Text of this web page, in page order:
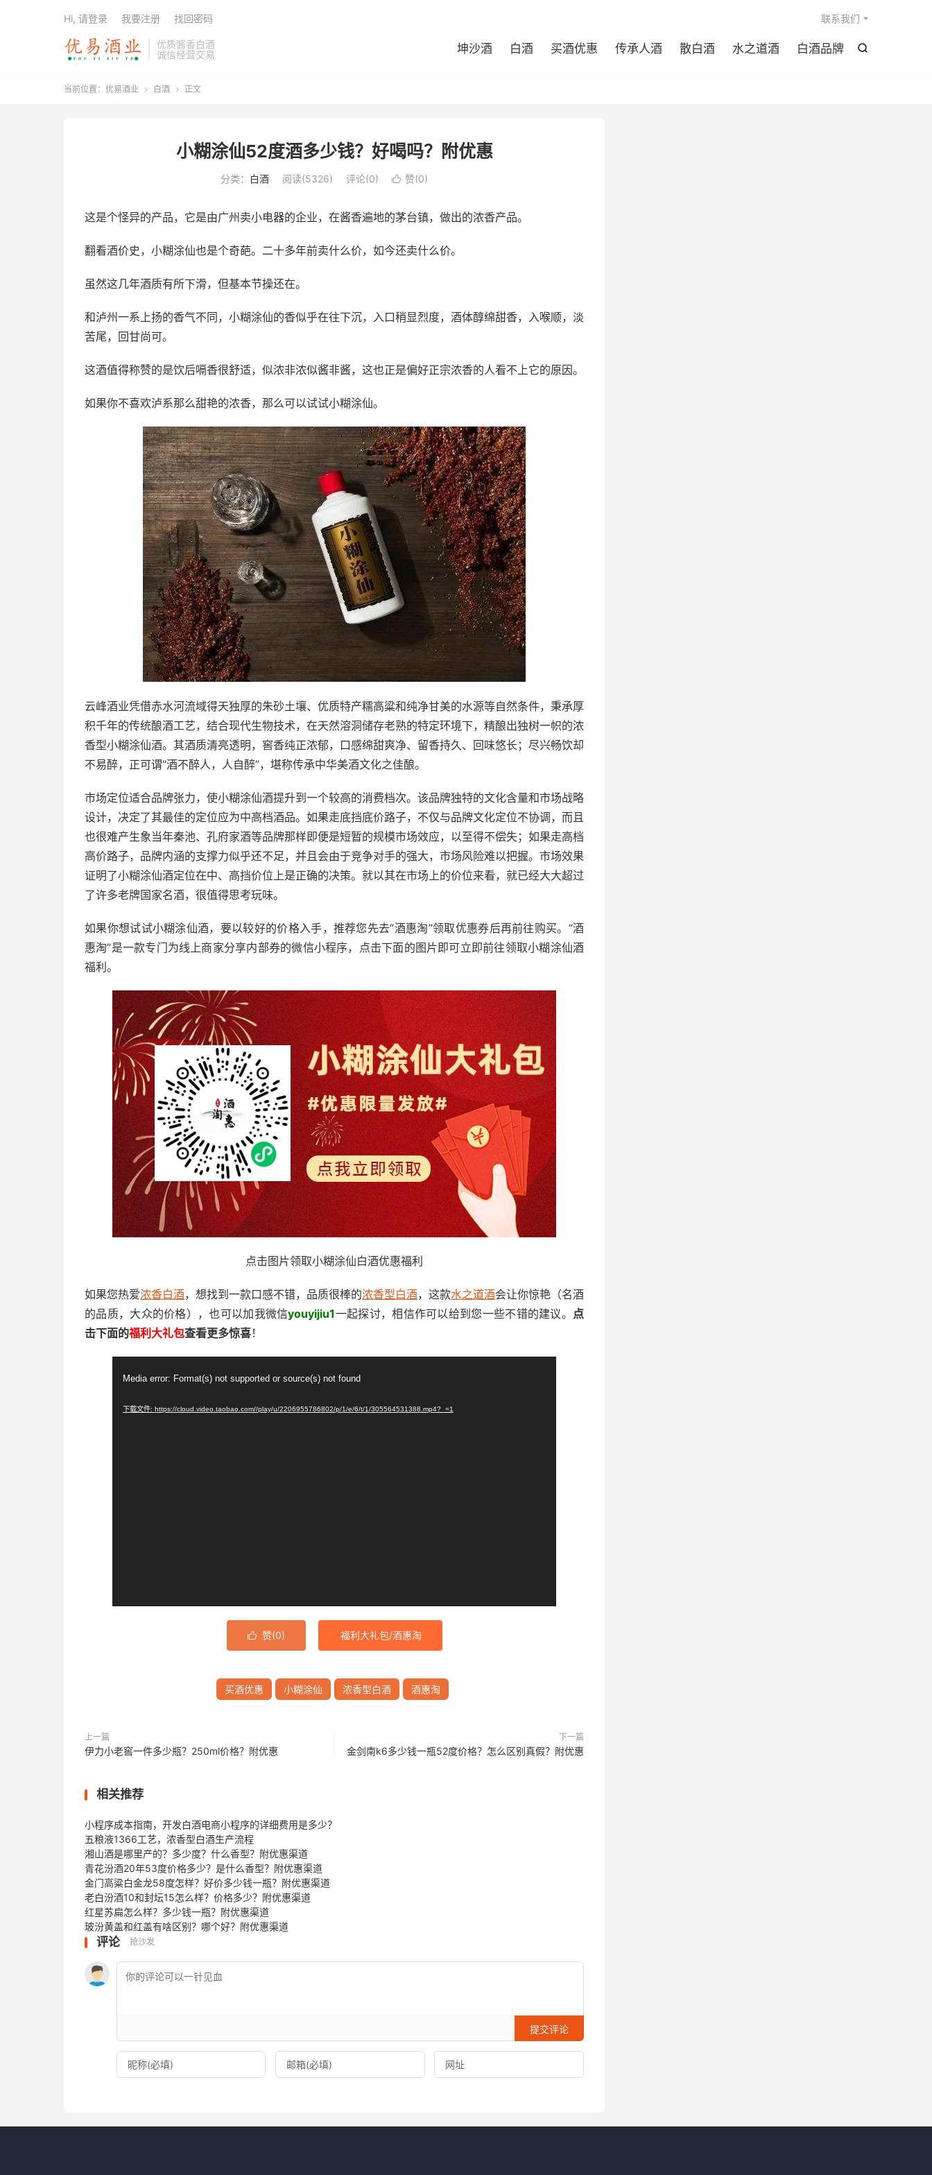
优质酱香白酒
诚信经营交易

坤沙酒 白酒 买酒优惠 传承人酒 散白酒 水之道酒 白酒品牌
联系我们
Hi, 请登录 我要注册 找回密码
当前位置： 优易酒业  白酒  正文
小糊涂仙52度酒多少钱？好喝吗？附优惠
分类： 白酒 阅读(5326) 评论(0)  赞(0)
这是个怪异的产品，它是由广州卖小电器的企业，在酱香遍地的茅台镇，做出的浓香产品。
翻看酒价史，小糊涂仙也是个奇葩。二十多年前卖什么价，如今还卖什么价。
虽然这几年酒质有所下滑，但基本节操还在。
和泸州一系上扬的香气不同，小糊涂仙的香似乎在往下沉，入口稍显烈度，酒体醇绵甜香，入喉顺，淡
苦尾，回甘尚可。
这酒值得称赞的是饮后嗝香很舒适，似浓非浓似酱非酱，这也正是偏好正宗浓香的人看不上它的原因。
如果你不喜欢泸系那么甜艳的浓香，那么可以试试小糊涂仙。
云峰酒业凭借赤水河流域得天独厚的朱砂土壤、优质特产糯高粱和纯净甘美的水源等自然条件，秉承厚
积千年的传统酿酒工艺，结合现代生物技术，在天然溶洞储存老熟的特定环境下，精酿出独树一帜的浓
香型小糊涂仙酒。其酒质清亮透明，窖香纯正浓郁，口感绵甜爽净、留香持久、回味悠长；尽兴畅饮却
不易醉，正可谓“酒不醉人，人自醉”，堪称传承中华美酒文化之佳酿。
市场定位适合品牌张力，使小糊涂仙酒提升到一个较高的消费档次。该品牌独特的文化含量和市场战略
设计，决定了其最佳的定位应为中高档酒品。如果走底挡底价路子，不仅与品牌文化定位不协调，而且
也很难产生象当年秦池、孔府家酒等品牌那样即便是短暂的规模市场效应，以至得不偿失；如果走高档
高价路子，品牌内涵的支撑力似乎还不足，并且会由于竞争对手的强大，市场风险难以把握。市场效果
证明了小糊涂仙酒定位在中、高挡价位上是正确的决策。就以其在市场上的价位来看，就已经大大超过
了许多老牌国家名酒，很值得思考玩味。
如果你想试试小糊涂仙酒，要以较好的价格入手，推荐您先去“酒惠淘”领取优惠券后再前往购买。“酒
惠淘”是一款专门为线上商家分享内部券的微信小程序，点击下面的图片即可立即前往领取小糊涂仙酒
福利。
点击图片领取小糊涂仙白酒优惠福利
如果您热爱浓香白酒，想找到一款口感不错，品质很棒的浓香型白酒，这款水之道酒会让你惊艳（名酒
的品质，大众的价格），也可以加我微信youyijiu1一起探讨，相信作可以给到您一些不错的建议。 点
击下面的福利大礼包查看更多惊喜！
Media error: Format(s) not supported or source(s) not found
下载文件: https://cloud.video.taobao.com//play/u/2206955786802/p/1/e/6/t/1/305564531388.mp4?_=1
 赞(0) 福利大礼包/酒惠淘
买酒优惠 小糊涂仙 浓香型白酒 酒惠淘
上一篇
伊力小老窖一件多少瓶？250ml价格？附优惠
下一篇
金剑南k6多少钱一瓶52度价格？怎么区别真假？附优惠
相关推荐
小程序成本指南，开发白酒电商小程序的详细费用是多少？
五粮液1366工艺，浓香型白酒生产流程
湘山酒是哪里产的？多少度？什么香型？附优惠渠道
青花汾酒20年53度价格多少？是什么香型？附优惠渠道
金门高粱白金龙58度怎样？好价多少钱一瓶？附优惠渠道
老白汾酒10和封坛15怎么样？价格多少？附优惠渠道
红星苏扁怎么样？多少钱一瓶？附优惠渠道
玻汾黄盖和红盖有啥区别？哪个好？附优惠渠道
评论 抢沙发
提交评论